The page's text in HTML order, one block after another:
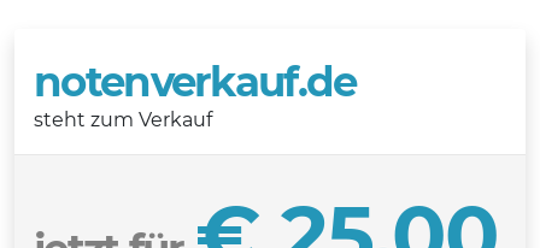
notenverkauf.de
steht zum Verkauf